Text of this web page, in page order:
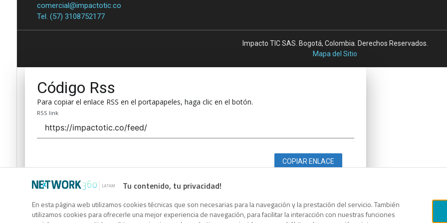
Tu contenido, tu privacidad!
En esta página web utilizamos cookies técnicas que son necesarias para la navegación y la prestación del servicio. También
utilizamos cookies para ofrecerle una mejor experiencia de navegación, para facilitar la interacción con nuestras funciones
comercial@impactotic.co
Tel. (57) 3108752177
Impacto TIC SAS. Bogotá, Colombia. Derechos Reservados.
Mapa del Sitio
Código Rss
Para copiar el enlace RSS en el portapapeles, haga clic en el botón.
RSS link
COPIAR ENLACE
Código Rss
Para copiar el enlace RSS en el portapapeles, haga clic en el botón.